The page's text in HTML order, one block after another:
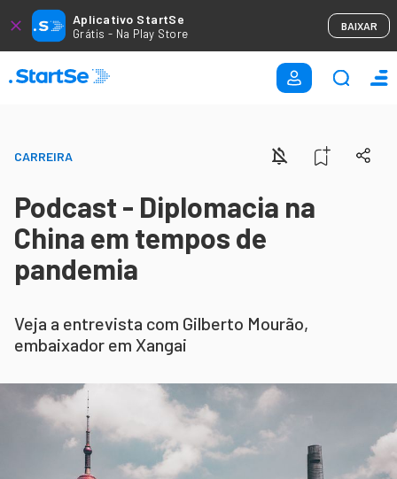
Aplicativo StartSe
Grátis - Na Play Store
BAIXAR
CARREIRA
Podcast - Diplomacia na
China em tempos de
pandemia
Veja a entrevista com Gilberto Mourão,
embaixador em Xangai